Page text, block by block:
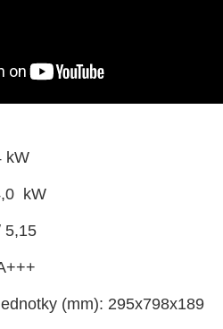
kW
kW
5,15
(mm): 295x798x189